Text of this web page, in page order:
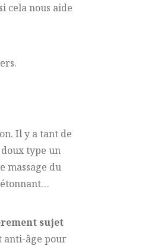
cela nous aide
Il y a tant de
type un
massage du
étonnant…
sujet
anti-âge pour